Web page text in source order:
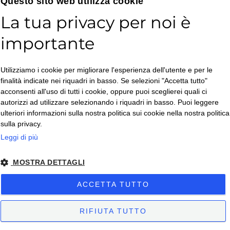
Privacy Policy*
ISCRIVITI
Copyright © 2026. All Rights Reserved.
– Condizioni di Vendita
– Condizioni di Vendita Business-
La tua privacy per noi è
importante
Utilizziamo i cookie per migliorare l'esperienza dell'utente e per le
finalità indicate nei riquadri in basso. Se selezioni "Accetta tutto"
acconsenti all'uso di tutti i cookie, oppure puoi sceglierei quali ci
autorizzi ad utilizzare selezionando i riquadri in basso. Puoi leggere
ulteriori informazioni sulla nostra politica sui cookie nella nostra politica
sulla privacy.
Leggi di più
MOSTRA DETTAGLI
ACCETTA TUTTO
RIFIUTA TUTTO